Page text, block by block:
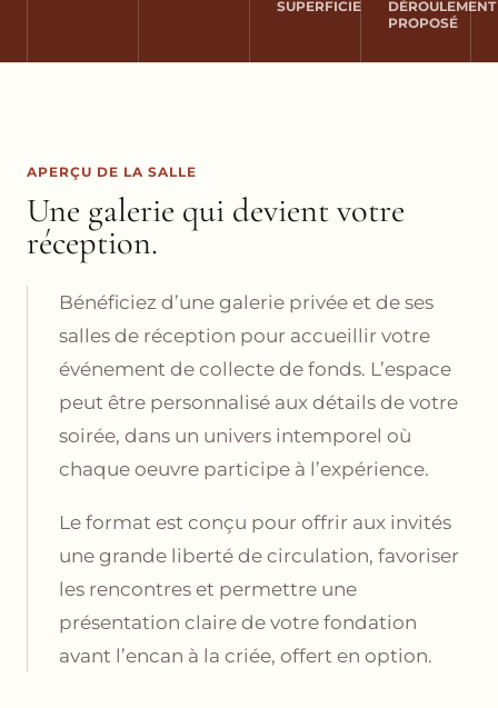
SUPERFICIE
DÉROULEMENT
PROPOSÉ
APERÇU DE LA SALLE
Une galerie qui devient votre
réception.
Bénéficiez d’une galerie privée et de ses
salles de réception pour accueillir votre
événement de collecte de fonds. L’espace
peut être personnalisé aux détails de votre
soirée, dans un univers intemporel où
chaque oeuvre participe à l’expérience.
Le format est conçu pour offrir aux invités
une grande liberté de circulation, favoriser
les rencontres et permettre une
présentation claire de votre fondation
avant l’encan à la criée, offert en option.